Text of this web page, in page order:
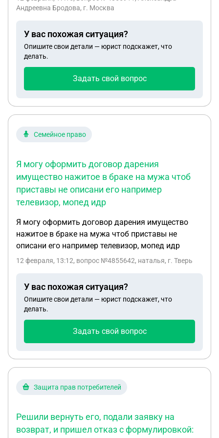
Кингисепп , Ленинградской обл ( это последнее
пришел отказ и там и там .
Андреевна Бродова, г. Москва
У вас похожая ситуация?
Опишите свои детали — юрист подскажет, что
делать.
Задать свой вопрос
Семейное право
Я могу оформить договор дарения
имущество нажитое в браке на мужа чтоб
приставы не описани его например
телевизор, мопед идр
Я могу оформить договор дарения имущество
нажитое в браке на мужа чтоб приставы не
описани его например телевизор, мопед идр
12 февраля, 13:12, вопрос №4855642, наталья, г. Тверь
У вас похожая ситуация?
Опишите свои детали — юрист подскажет, что
делать.
Задать свой вопрос
Защита прав потребителей
Решили вернуть его, подали заявку на
возврат, и пришел отказ с формулировкой: